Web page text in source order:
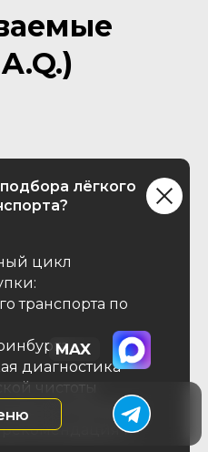
лёгкого
цикл
транспорта по
диагностика
чистоты
задачам бизнеса
рекомендация к